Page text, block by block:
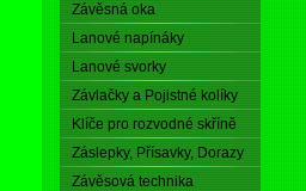
Závěsná oka
Lanové napínáky
Lanové svorky
Závlačky a Pojistné kolíky
Klíče pro rozvodné skříně
Záslepky, Přísavky, Dorazy
Závěsová technika